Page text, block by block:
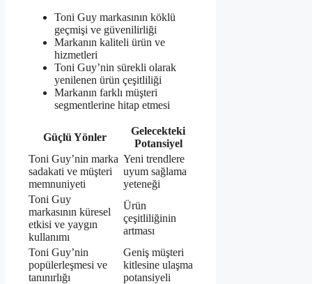
Toni Guy markasının köklü
geçmişi ve güvenilirliği
Markanın kaliteli ürün ve
hizmetleri
Toni Guy’nin sürekli olarak
yenilenen ürün çeşitliliği
Markanın farklı müşteri
segmentlerine hitap etmesi
Güçlü Yönler
Gelecekteki
Potansiyel
Toni Guy’nin marka
sadakati ve müşteri
memnuniyeti
Yeni trendlere
uyum sağlama
yeteneği
Toni Guy
markasının küresel
etkisi ve yaygın
kullanımı
Ürün
çeşitliliğinin
artması
Toni Guy’nin
popülerleşmesi ve
tanınırlığı
Geniş müşteri
kitlesine ulaşma
potansiyeli